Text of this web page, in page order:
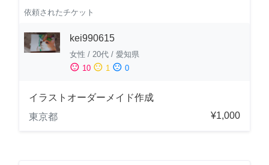
依頼されたチケット
kei990615
女性 / 20代 / 愛知県
sentiment_satisfied 10 sentiment_neutral 1 sentiment_dissatisfied 0
イラストオーダーメイド作成
東京都
¥1,000